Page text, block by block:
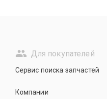
Для покупателей
Сервис поиска запчастей
Компании